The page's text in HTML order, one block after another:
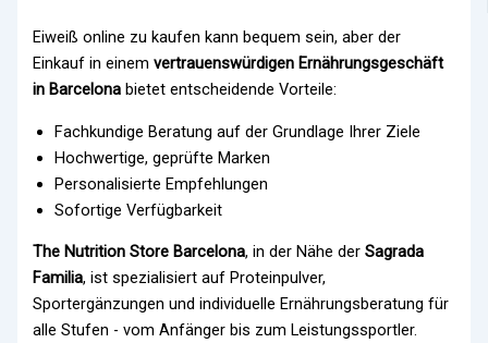
Eiweiß online zu kaufen kann bequem sein, aber der
Einkauf in einemvertrauenswürdigen Ernährungsgeschäft
in Barcelonabietet entscheidende Vorteile:
Fachkundige Beratung auf der Grundlage Ihrer Ziele
Hochwertige, geprüfte Marken
Personalisierte Empfehlungen
Sofortige Verfügbarkeit
The Nutrition Store Barcelona, in der Nähe derSagrada
Familia, ist spezialisiert auf Proteinpulver,
Sportergänzungen und individuelle Ernährungsberatung für
alle Stufen - vom Anfänger bis zum Leistungssportler.